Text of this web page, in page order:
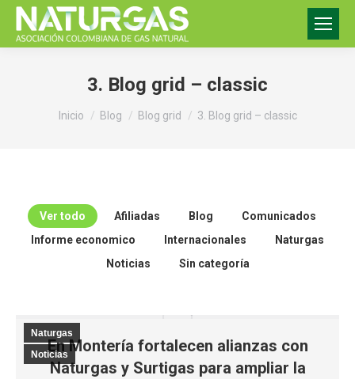
3. Blog grid – classic
Estás aquí:
Inicio Blog Blog grid 3. Blog grid – classic
Ver todo Afiliadas Blog
Comunicados
Informe economico
Internacionales
Naturgas
Noticias
Sin categoría
Naturgas
Noticias
En Montería fortalecen alianzas con
Naturgas y Surtigas para ampliar la